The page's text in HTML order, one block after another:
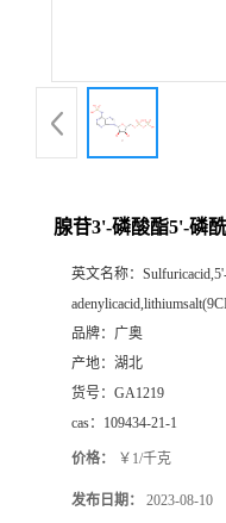
腺苷3'-磷酸酯5'-磷
英文名称：
品牌： 广奥
产地： 湖北
货号： GA1219
cas： 109434-21-1
价格： ￥1/千克
发布日期： 2023-08-10